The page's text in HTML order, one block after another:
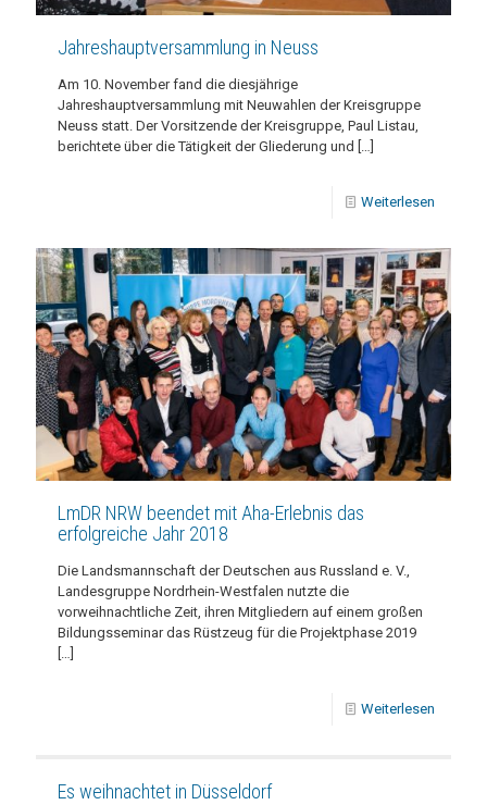
Jahreshauptversammlung in Neuss
Am 10. November fand die diesjährige
Jahreshauptversammlung mit Neuwahlen der Kreisgruppe
Neuss statt. Der Vorsitzende der Kreisgruppe, Paul Listau,
berichtete über die Tätigkeit der Gliederung und […]
Weiterlesen
LmDR NRW beendet mit Aha-Erlebnis das
erfolgreiche Jahr 2018
Die Landsmannschaft der Deutschen aus Russland e. V.,
Landesgruppe Nordrhein-Westfalen nutzte die
vorweihnachtliche Zeit, ihren Mitgliedern auf einem großen
Bildungsseminar das Rüstzeug für die Projektphase 2019
[…]
Weiterlesen
Es weihnachtet in Düsseldorf